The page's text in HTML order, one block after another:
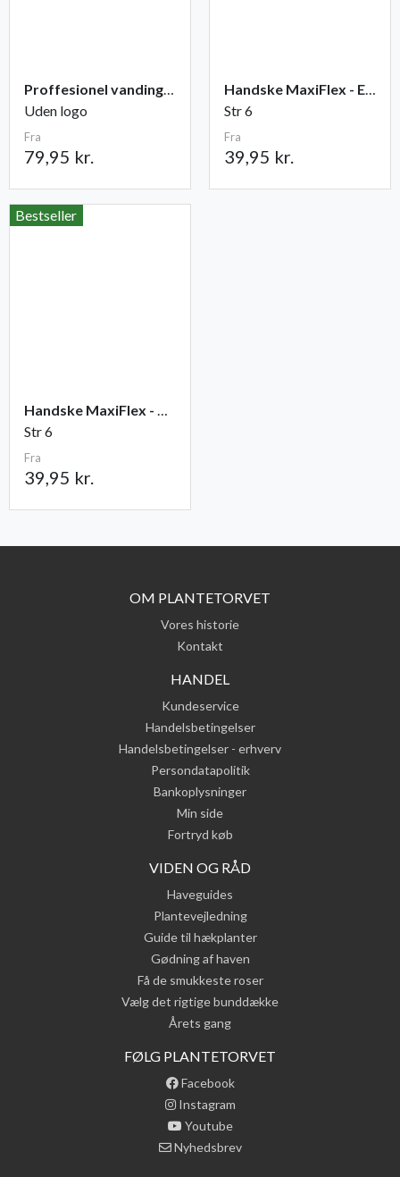
Proffesionel vandingspose 100 liter
Uden logo
Fra
79,95 kr.
Handske MaxiFlex - Elite
Str 6
Fra
39,95 kr.
Bestseller
Handske MaxiFlex - Ultimate
Str 6
Fra
39,95 kr.
OM PLANTETORVET
Vores historie
Kontakt
HANDEL
Kundeservice
Handelsbetingelser
Handelsbetingelser - erhverv
Persondatapolitik
Bankoplysninger
Min side
Fortryd køb
VIDEN OG RÅD
Haveguides
Plantevejledning
Guide til hækplanter
Gødning af haven
Få de smukkeste roser
Vælg det rigtige bunddække
Årets gang
FØLG PLANTETORVET
Facebook
Instagram
Youtube
Nyhedsbrev